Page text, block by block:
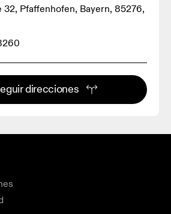
32, Pfaffenhofen, Bayern, 85276,
direcciones